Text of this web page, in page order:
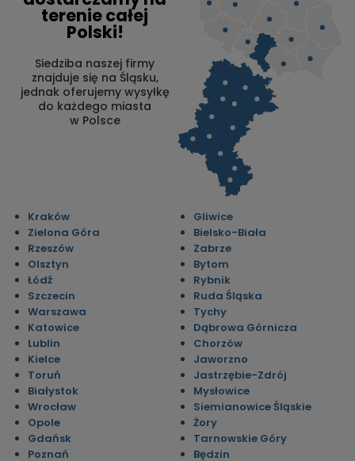
terenie całej
Polski!
Siedziba naszej firmy
znajduje się na Śląsku,
jednak oferujemy wysyłkę
do każdego miasta
w Polsce
Kraków
Zielona Góra
Rzeszów
Olsztyn
Łódź
Szczecin
Warszawa
Katowice
Lublin
Kielce
Toruń
Białystok
Wrocław
Opole
Gdańsk
Poznań
Gliwice
Bielsko-Biała
Zabrze
Bytom
Rybnik
Ruda Śląska
Tychy
Dąbrowa Górnicza
Chorzów
Jaworzno
Jastrzębie-Zdrój
Mysłowice
Siemianowice Śląskie
Żory
Tarnowskie Góry
Będzin